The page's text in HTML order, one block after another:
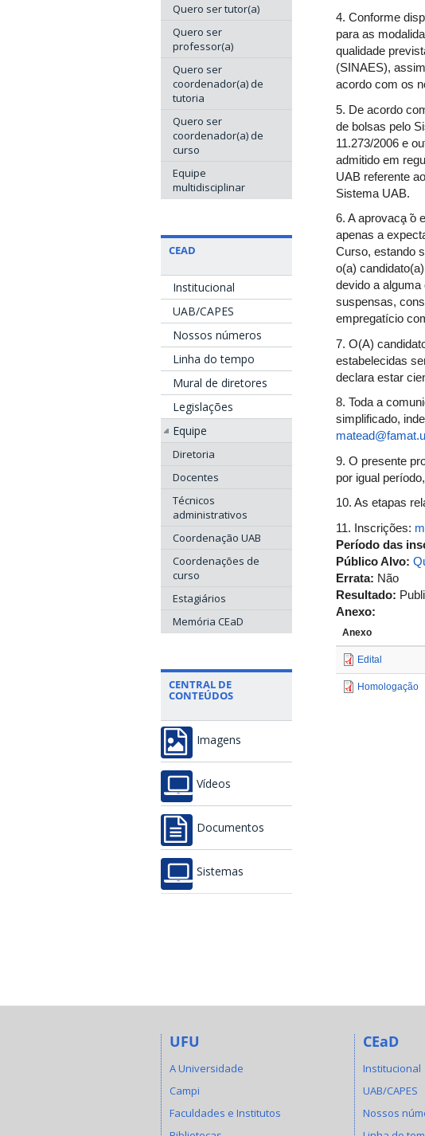
Quero ser tutor(a)
Quero ser
professor(a)
Quero ser
coordenador(a) de
tutoria
Quero ser
coordenador(a) de
curso
Equipe
multidisciplinar
CEAD
Institucional
UAB/CAPES
Nossos números
Linha do tempo
Mural de diretores
Legislações
Equipe
Diretoria
Docentes
Técnicos
administrativos
Coordenação UAB
Coordenações de
curso
Estagiários
Memória CEaD
CENTRAL DE
CONTEÚDOS
Imagens
Vídeos
Documentos
Sistemas
4. Conforme
para as
qualidade
(SINAES),
acordo com os
5. De acordo
de bolsas pelo
11.273/2006 e
admitido em
UAB referente
Sistema UAB.
6. A aprovaca̧ ̃o
apenas a
Curso, estando
o(a)
devido a
suspensas,
empregatício
7. O(A)
estabelecidas
declara estar
8. Toda a
simplificado,
9. O presente
por igual
10. As etapas
11. Inscrições:
Período das
Público Alvo:
Errata: Não
Resultado:
Anexo:
Anexo
Edital
Homologação
UFU
A Universidade
Campi
Faculdades e Institutos
CEaD
Institucional
UAB/CAPES
Nossos